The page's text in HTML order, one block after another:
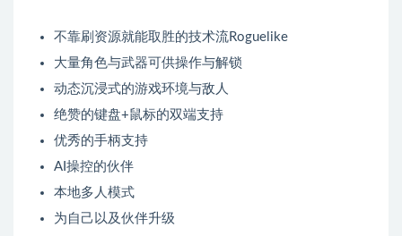
不靠刷资源就能取胜的技术流Roguelike
大量角色与武器可供操作与解锁
动态沉浸式的游戏环境与敌人
绝赞的键盘+鼠标的双端支持
优秀的手柄支持
AI操控的伙伴
本地多人模式
为自己以及伙伴升级